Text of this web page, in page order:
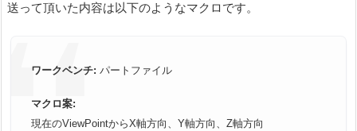
送って頂いた内容は以下のようなマクロです。
ワークベンチ: パートファイル
マクロ案:
現在のViewPointからX軸方向、Y軸方向、 Z軸方向